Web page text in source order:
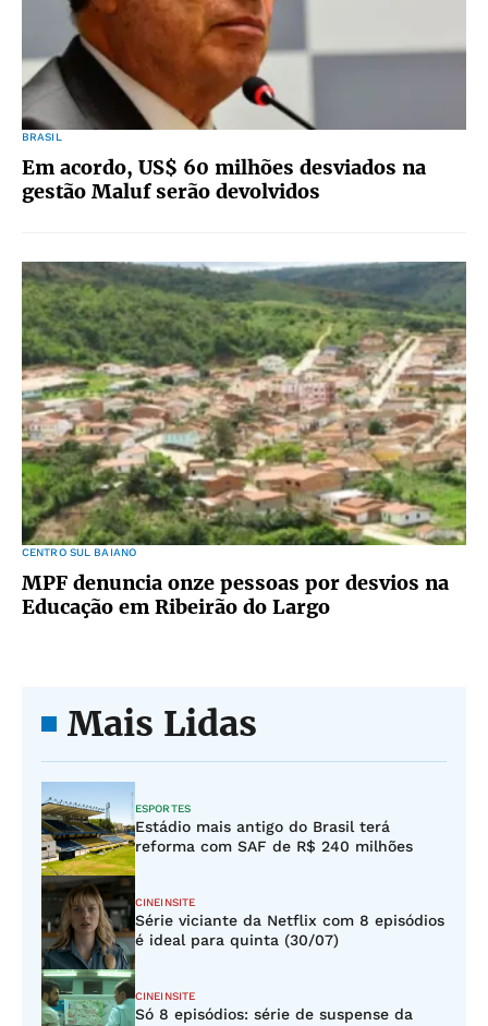
BRASIL
Em acordo, US$ 60 milhões desviados na
gestão Maluf serão devolvidos
CENTRO SUL BAIANO
MPF denuncia onze pessoas por desvios na
Educação em Ribeirão do Largo
Mais Lidas
ESPORTES
Estádio mais antigo do Brasil terá
reforma com SAF de R$ 240 milhões
CINEINSITE
Série viciante da Netflix com 8 episódios
é ideal para quinta (30/07)
CINEINSITE
Só 8 episódios: série de suspense da